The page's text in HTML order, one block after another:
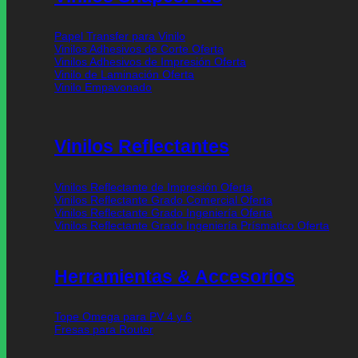
Papel Transfer para Vinilo
Vinilos Adhesivos de Corte
Vinilos Adhesivos de Impresión
Vinilo de Laminación
Vinilo Empavonado
Vinilos Reflectantes
Vinilos Reflectante de Impresión
Vinilos Reflectante Grado Comercial
Vinilos Reflectante Grado Ingeniería
Vinilos Reflectante Grado Ingeniería Prísmatico
Herramientas & Accesorios
Tope Omega para PV 4 y 6
Fresas para Router